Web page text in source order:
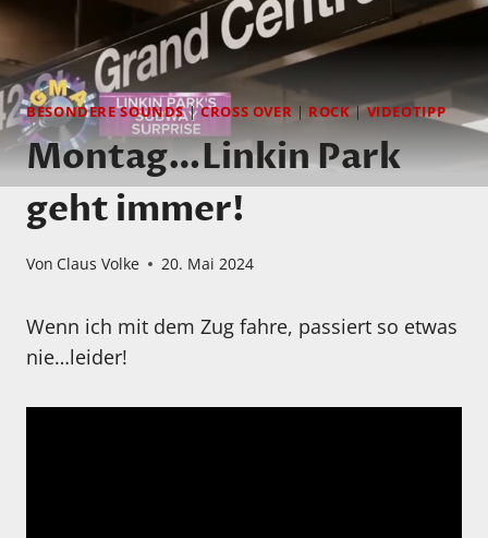
BESONDERE SOUNDS|CROSS OVER|ROCK|VIDEOTIPP
Montag…Linkin Park
geht immer!
Von Claus Volke 20. Mai 2024
Wenn ich mit dem Zug fahre, passiert so etwas
nie…leider!